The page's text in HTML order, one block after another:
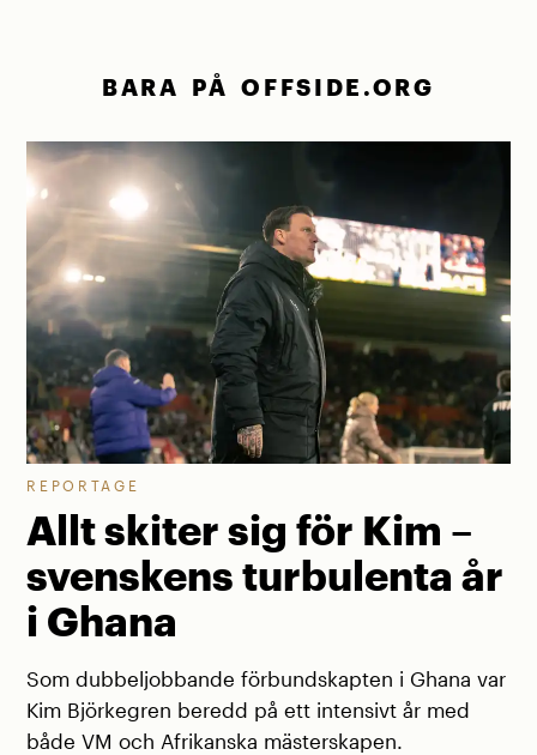
BARA PÅ OFFSIDE.ORG
REPORTAGE
Allt skiter sig för Kim –
svenskens turbulenta år
i Ghana
Som dubbeljobbande förbundskapten i Ghana var
Kim Björkegren beredd på ett intensivt år med
både VM och Afrikanska mästerskapen.